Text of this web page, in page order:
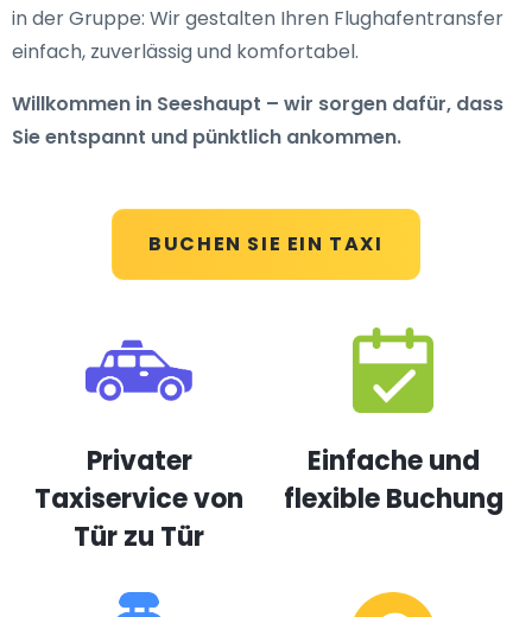
BUCHEN SIE EIN TAXI
in der Gruppe: Wir gestalten Ihren Flughafentransfer
einfach, zuverlässig und komfortabel.
Willkommen in Seeshaupt – wir sorgen dafür, dass
Sie entspannt und pünktlich ankommen.
Privater
Taxiservice von
Tür zu Tür
Einfache und
flexible Buchung